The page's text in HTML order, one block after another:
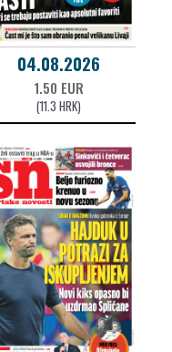
04.08.2026
1.50 EUR
(11.3 HRK)